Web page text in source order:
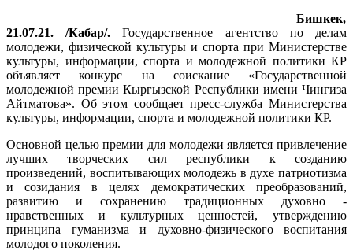
Бишкек,
21.07.21. /Кабар/. Государственное агентство по делам
молодежи, физической культуры и спорта при Министерстве
культуры, информации, спорта и молодежной политики КР
объявляет конкурс на соискание «Государственной
молодежной премии Кыргызской Республики имени Чингиза
Айтматова». Об этом сообщает пресс-служба Министерства
культуры, информации, спорта и молодежной политики КР.
Основной целью премии для молодежи является привлечение
лучших творческих сил республики к созданию
произведений, воспитывающих молодежь в духе патриотизма
и созидания в целях демократических преобразований,
развитию и сохранению традиционных духовно -
нравственных и культурных ценностей, утверждению
принципа гуманизма и духовно-физического воспитания
молодого поколения.